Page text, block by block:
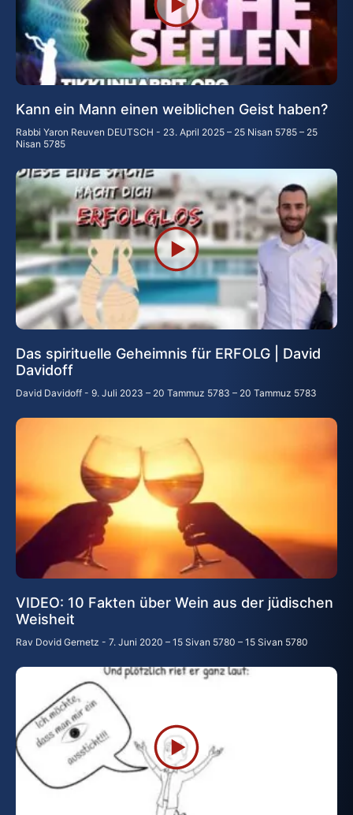
Kann ein Mann einen weiblichen Geist haben?
Rabbi Yaron Reuven DEUTSCH
23. April 2025 – 25 Nisan 5785 – 25
Nisan 5785
Das spirituelle Geheimnis für ERFOLG | David
Davidoff
David Davidoff 9. Juli 2023 – 20 Tammuz 5783 – 20 Tammuz 5783
VIDEO: 10 Fakten über Wein aus der jüdischen
Weisheit
Rav Dovid Gernetz 7. Juni 2020 – 15 Sivan 5780 – 15 Sivan 5780